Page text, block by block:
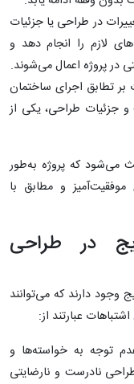
در طراحی یا جزئیات
لازم را انجام دهد و
در پروژه اعمال می‌شوند.
بر تطابق اجرای ساختمان
جزئیات طراحی، یکی از
می‌شود که پروژه به‌طور
و مطابق با
در طراحی
وجود دارند که می‌توانند
عبارتند از:
توجه به خواسته‌ها و
نادرست و نارضایتی